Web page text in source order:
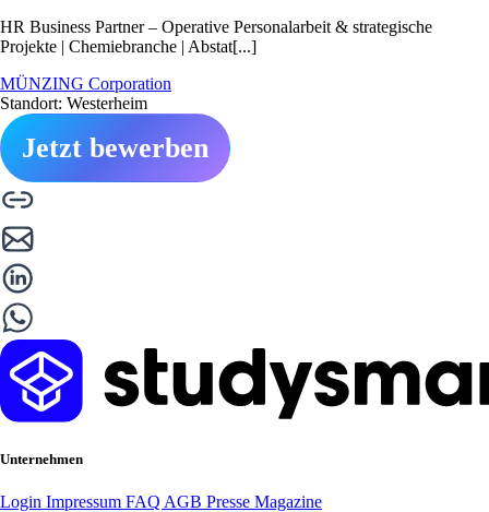
HR Business Partner – Operative Personalarbeit & strategische
Projekte | Chemiebranche | Abstat[...]
MÜNZING Corporation
Standort: Westerheim
Jetzt bewerben
Unternehmen
Login Impressum FAQ AGB Presse Magazine